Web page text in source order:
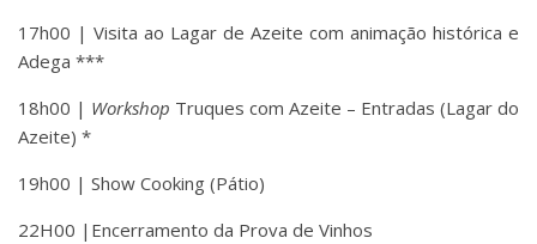
17h00 | Visita ao Lagar de Azeite com animação histórica e
Adega ***
18h00 | Workshop Truques com Azeite – Entradas (Lagar do
Azeite) *
19h00 | Show Cooking (Pátio)
22H00 |Encerramento da Prova de Vinhos